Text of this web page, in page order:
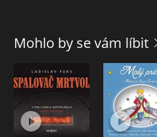
příběh o skandálním poklesku
která je přinucena váhat
přirozeným právem na štěstí.
hodnostáře k důstojníku
proplétá s osudy a krizemi
pro Annu o to tragičtější, že
mravokárců nedovede být
Mohlo by se vám líbit